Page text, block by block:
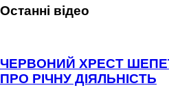
Останні відео
ЧЕРВОНИЙ ХРЕСТ
ПРО РІЧНУ ДІЯЛЬНІСТЬ